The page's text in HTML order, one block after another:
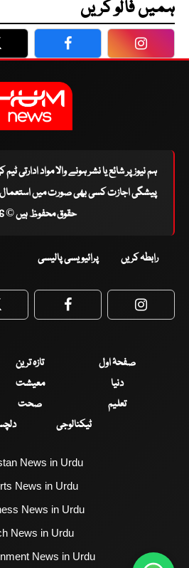
ہمیں فالو کریں
Facebook
ہم نیوز پر شائع یا نشر ہونے والا مواد ادارتی
پیشگی اجازت کسی بھی صورت میں استعمال
حقوق محفوظ ہیں © 2026
رابطہ کریں پرائیویسی پالیسی
Facebook
صفحۂ اول تازہ ترین
دنیا
معیشت
تعلیم
صحت
ٹیکنالوجی
News in Urdu
News in Urdu
News in Urdu
News in Urdu
News in Urdu